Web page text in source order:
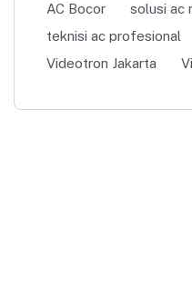
AC Bocor
solusi ac
teknisi ac profesional
Videotron Jakarta